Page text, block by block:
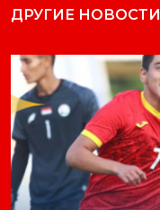
ДРУГИЕ НОВОСТИ